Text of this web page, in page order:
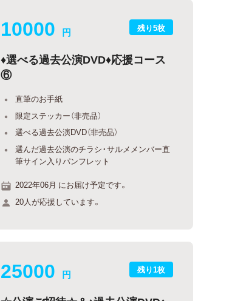
残り5枚
10000 円
♦選べる過去公演DVD♦応援コース
⑥
直筆のお手紙
限定ステッカー（非売品）
選べる過去公演DVD（非売品）
選んだ過去公演のチラシ・サルメメンバー直
筆サイン入りパンフレット
2022年06月 にお届け予定です。
20人が応援しています。
残り1枚
25000 円